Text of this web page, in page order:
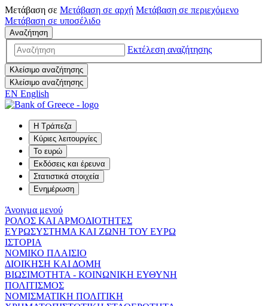
Μετάβαση σε Μετάβαση σε αρχή Μετάβαση σε περιεχόμενο
Μετάβαση σε υποσέλιδο
Αναζήτηση
Εκτέλεση αναζήτησης
Κλείσιμο αναζήτησης
Κλείσιμο αναζήτησης
EN English
Η Τράπεζα
Κύριες λειτουργίες
Το ευρώ
Εκδόσεις και έρευνα
Στατιστικά στοιχεία
Ενημέρωση
Άνοιγμα μενού
ΡΟΛΟΣ ΚΑΙ ΑΡΜΟΔΙΟΤΗΤΕΣ
ΕΥΡΩΣΥΣΤΗΜΑ ΚΑΙ ΖΩΝΗ ΤΟΥ ΕΥΡΩ
ΙΣΤΟΡΙΑ
ΝΟΜΙΚΟ ΠΛΑΙΣΙΟ
ΔΙΟΙΚΗΣΗ ΚΑΙ ΔΟΜΗ
ΒΙΩΣΙΜΟΤΗΤΑ - ΚΟΙΝΩΝΙΚΗ ΕΥΘΥΝΗ
ΠΟΛΙΤΙΣΜΟΣ
ΝΟΜΙΣΜΑΤΙΚΗ ΠΟΛΙΤΙΚΗ